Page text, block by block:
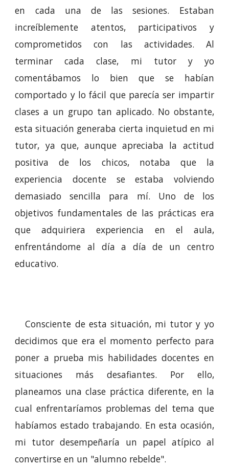
en cada una de las sesiones. Estaban
increíblemente atentos, participativos y
comprometidos con las actividades. Al
terminar cada clase, mi tutor y yo
comentábamos lo bien que se habían
comportado y lo fácil que parecía ser impartir
clases a un grupo tan aplicado. No obstante,
esta situación generaba cierta inquietud en mi
tutor, ya que, aunque apreciaba la actitud
positiva de los chicos, notaba que la
experiencia docente se estaba volviendo
demasiado sencilla para mí. Uno de los
objetivos fundamentales de las prácticas era
que adquiriera experiencia en el aula,
enfrentándome al día a día de un centro
educativo.
Consciente de esta situación, mi tutor y yo
decidimos que era el momento perfecto para
poner a prueba mis habilidades docentes en
situaciones más desafiantes. Por ello,
planeamos una clase práctica diferente, en la
cual enfrentaríamos problemas del tema que
habíamos estado trabajando. En esta ocasión,
mi tutor desempeñaría un papel atípico al
convertirse en un "alumno rebelde".